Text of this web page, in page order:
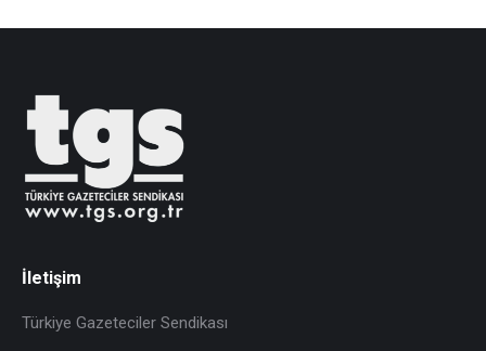
İletişim
Türkiye Gazeteciler Sendikası